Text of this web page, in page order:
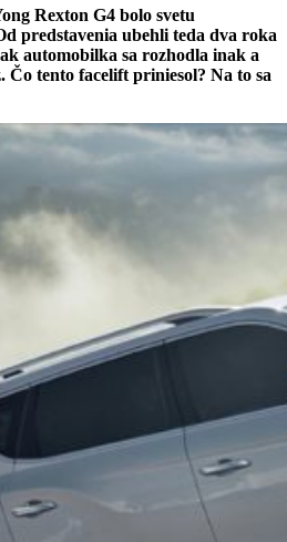
Rexton G4 bolo svetu
predstavenia ubehli teda dva roka
automobilka sa rozhodla inak a
Čo tento facelift priniesol? Na to sa